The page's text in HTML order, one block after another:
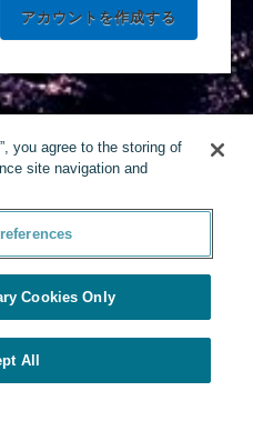
you agree to the storing of
site navigation and
Cookies Only
All